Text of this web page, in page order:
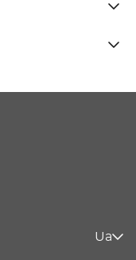
Ua